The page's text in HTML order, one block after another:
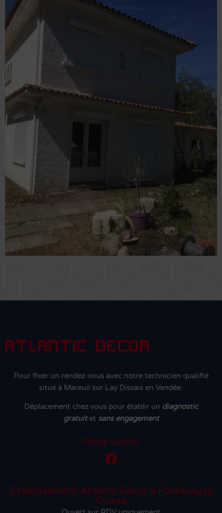
Pour fixer un rendez-vous avec notre technicien qualifié
situé à Mareuil sur Lay Dissais en Vendée.
Déplacement chez vous pour établir un diagnostic
gratuitet sans engagement
Nous suivre
Établissement Atlantic Décor à Fontenay le
Comte